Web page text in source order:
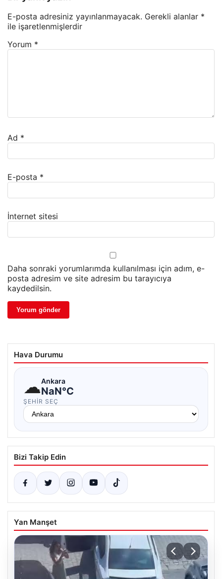
E-posta adresiniz yayınlanmayacak. Gerekli alanlar *
ile işaretlenmişlerdir
Yorum *
Ad *
E-posta *
İnternet sitesi
Daha sonraki yorumlarımda kullanılması için adım, e-
posta adresim ve site adresim bu tarayıcıya
kaydedilsin.
Hava Durumu
☁Ankara
NaN°C
ŞEHIR SEÇ
Bizi Takip Edin
Yan Manşet